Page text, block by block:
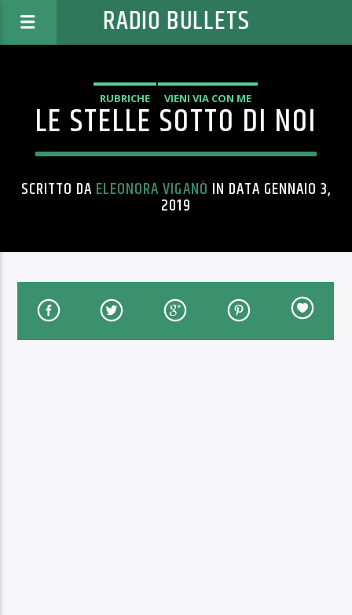
RADIO BULLETS
RUBRICHE VIENI VIA CON ME
LE STELLE SOTTO DI NOI
SCRITTO DA ELEONORA VIGANÒ IN DATA GENNAIO 3,
2019